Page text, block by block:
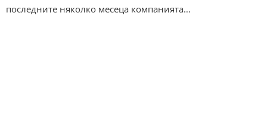
последните няколко месеца компанията…